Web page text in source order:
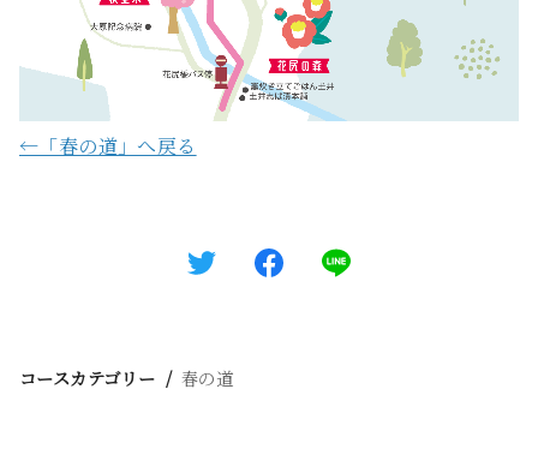
←「春の道」へ戻る
コースカテゴリー 春の道